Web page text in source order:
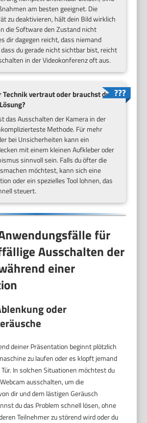
am besten geeignet. Die
zu deaktivieren, hält dein Bild wirklich
die Software den Zustand nicht
dir dagegen reicht, dass niemand
du gerade nicht sichtbar bist, reicht
in der Videokonferenz oft aus.
Technik vertraut oder brauchst du
das Ausschalten der Kamera in der
Methode. Für mehr
bei Unsicherheiten kann ein
mit einem kleinen Aufkleber oder
sinnvoll sein. Falls du öfter die
möchtest, kann sich eine
oder ein spezielles Tool lohnen, das
steuert.
für
Ausschalten der
einer
oder
deiner Präsentation beginnt plötzlich
zu laufen oder es klopft jemand
In solchen Situationen möchtest du
ausschalten, um die
dir und dem lästigen Geräusch
du das Problem schnell lösen, ohne
Teilnehmer zu störend wird oder du